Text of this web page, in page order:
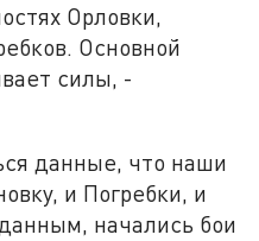
Орловки,
Основной
силы, -
данные, что наши
и Погребки, и
начались бои